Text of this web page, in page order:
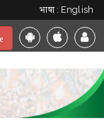
भाषा : English